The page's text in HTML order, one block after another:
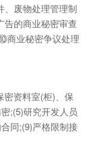
废物处理管理制
的商业秘密审查
商业秘密争议处理
资料室(柜)、保
;(5)研究开发人员
同;(9)严格限制接